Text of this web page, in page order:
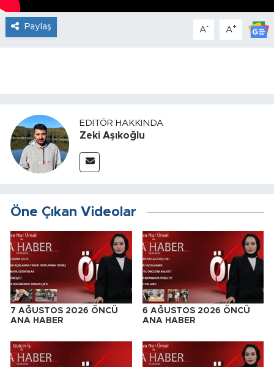
Paylaş A- A+
EDITÖR HAKKINDA
Zeki Aşıkoğlu
Öne Çıkan Videolar
7 AĞUSTOS 2026 ÖNCÜ
ANA HABER
6 AĞUSTOS 2026 ÖNCÜ
ANA HABER